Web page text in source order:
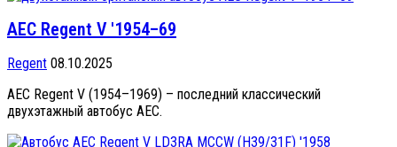
AEC Regent V '1954–69
Regent 08.10.2025
AEC Regent V (1954–1969) – последний классический
двухэтажный автобус AEC.